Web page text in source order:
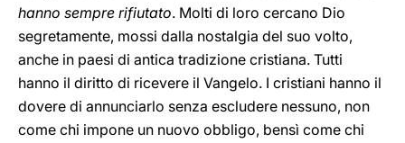
hanno sempre rifiutato. Molti di loro cercano Dio
segretamente, mossi dalla nostalgia del suo volto,
anche in paesi di antica tradizione cristiana. Tutti
hanno il diritto di ricevere il Vangelo. I cristiani hanno il
dovere di annunciarlo senza escludere nessuno, non
come chi impone un nuovo obbligo, bensì come chi